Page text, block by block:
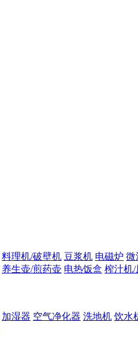
料理机/破壁机 豆浆机 电磁炉 微
养生壶/煎药壶 电热饭盒 榨汁机/
加湿器 空气净化器 洗地机 饮水